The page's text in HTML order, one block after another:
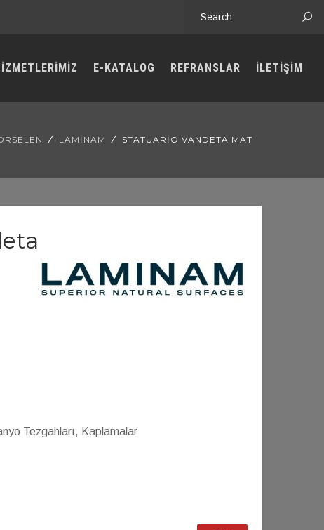
E-KATALOG REFRANSLAR İLETİŞİM
LAMINAM STATUARIO VANDETA MAT
Tezgahları, Kaplamalar